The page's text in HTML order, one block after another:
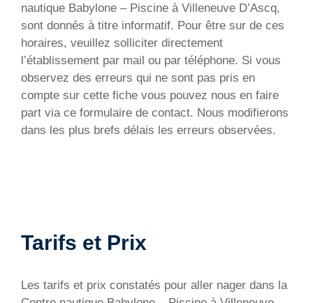
nautique Babylone – Piscine à Villeneuve D’Ascq,
sont donnés à titre informatif. Pour être sur de ces
horaires, veuillez solliciter directement
l’établissement par mail ou par téléphone. Si vous
observez des erreurs qui ne sont pas pris en
compte sur cette fiche vous pouvez nous en faire
part via ce formulaire de contact. Nous modifierons
dans les plus brefs délais les erreurs observées.
Tarifs et Prix
Les tarifs et prix constatés pour aller nager dans la